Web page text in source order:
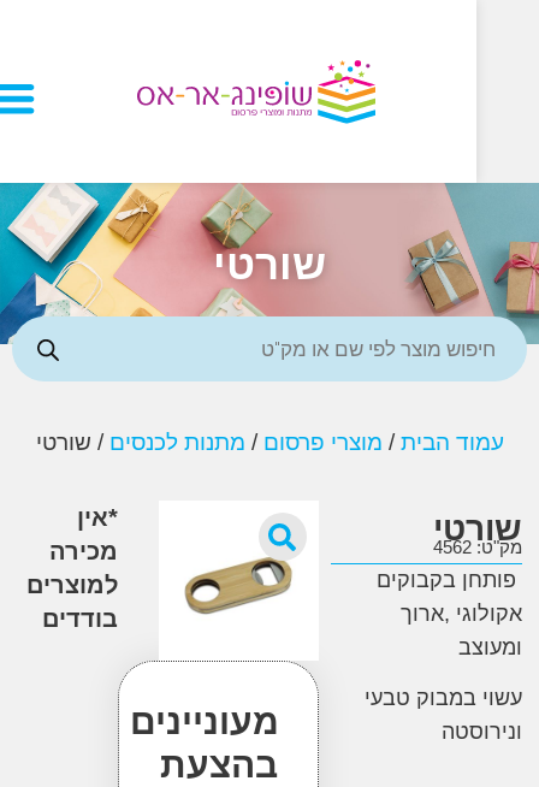
שורטי
הבית/מוצרי פרסום /מתנות לכנסים/ שורטי
בקבוקים
,ארוך
במבוק טבעי
מעוניינים
בהצעת
מכירה
למוצרים
בודדים